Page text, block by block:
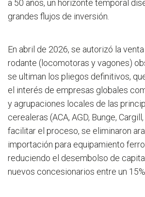
a 50 años, un horizonte temporal
grandes flujos de inversión.
En abril de 2026, se autorizó la
rodante (locomotoras y vagones)
se ultiman los pliegos definitivos,
el interés de empresas globales
y agrupaciones locales de las
cerealeras (ACA, AGD, Bunge,
facilitar el proceso, se eliminaron
importación para equipamiento
reduciendo el desembolso de
nuevos concesionarios entre un 15%